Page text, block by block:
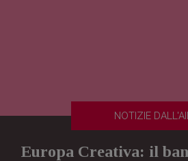
NOTIZIE
Europa Creativa: il